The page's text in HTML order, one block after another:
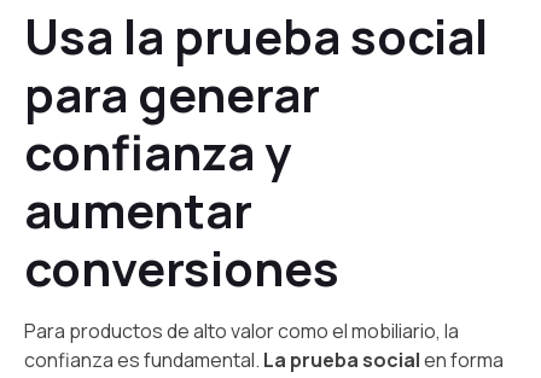
Usa la prueba social
para generar
confianza y
aumentar
conversiones
Para productos de alto valor como el mobiliario, la
confianza es fundamental. La prueba socialen forma